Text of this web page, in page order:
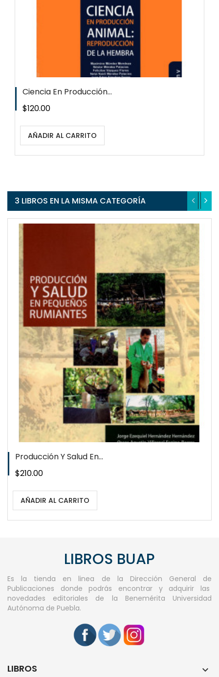
Ciencia En Producción...
Precio
$120.00
AÑADIR AL CARRITO
3 LIBROS EN LA MISMA CATEGORÍA
Producción Y Salud En...
Precio
$210.00
AÑADIR AL CARRITO
QUICKVIEW
WISHLIST
LIBROS BUAP
Es la tienda en linea de la Dirección General de
Publicaciones donde podrás encontrar y adquirir las
novedades editoriales de la Benemérita Universidad
Autónoma de Puebla.
LIBROS 